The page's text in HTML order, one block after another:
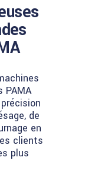
PAMA
de
en
clients
plus